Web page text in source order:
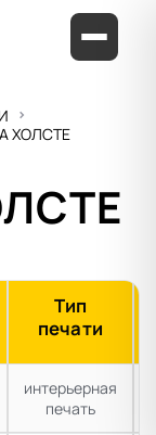
ХОЛСТЕ
Тип
печати
интерьерная
печать